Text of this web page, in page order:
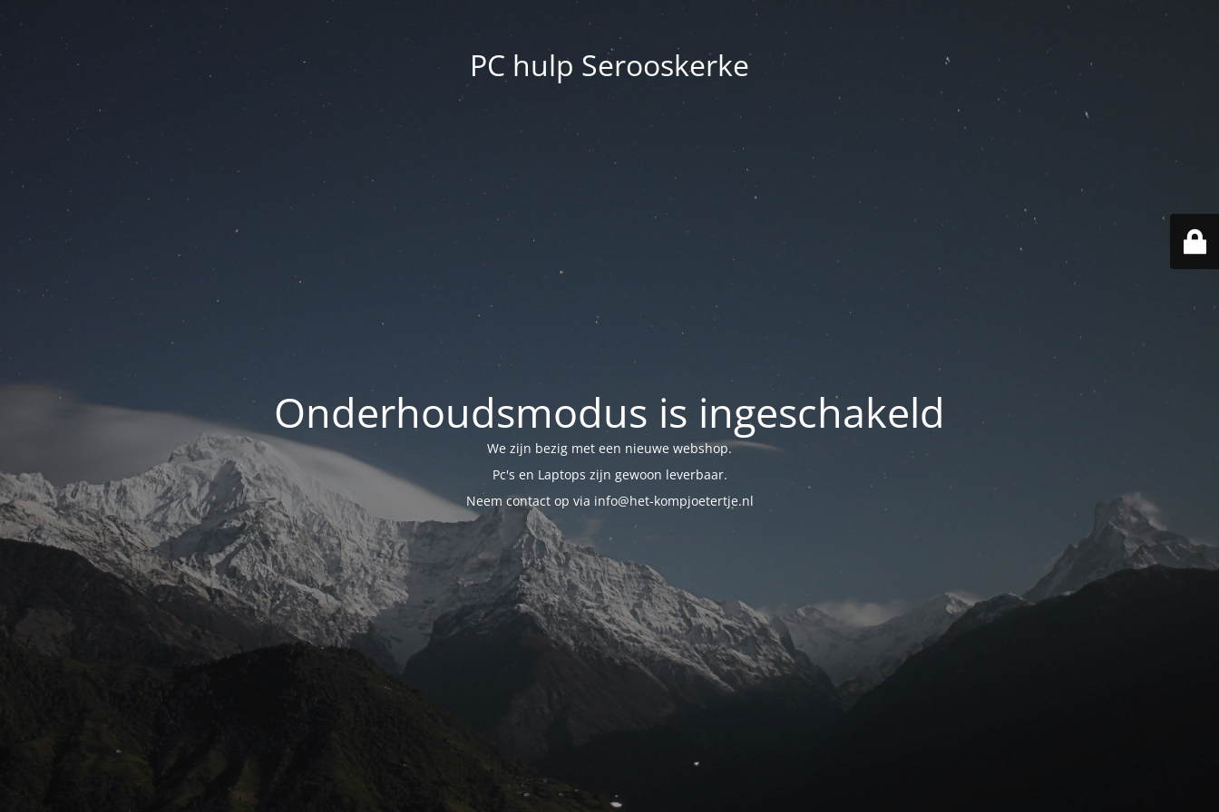
PC hulp Serooskerke
Onderhoudsmodus is ingeschakeld
We zijn bezig met een nieuwe webshop.
Pc's en Laptops zijn gewoon leverbaar.
Neem contact op via info@het-kompjoetertje.nl